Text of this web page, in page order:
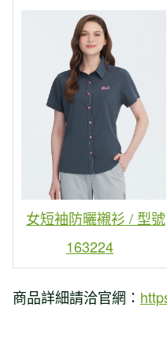
女短袖防曬襯衫 / 型號
163224
商品詳細請洽官網：